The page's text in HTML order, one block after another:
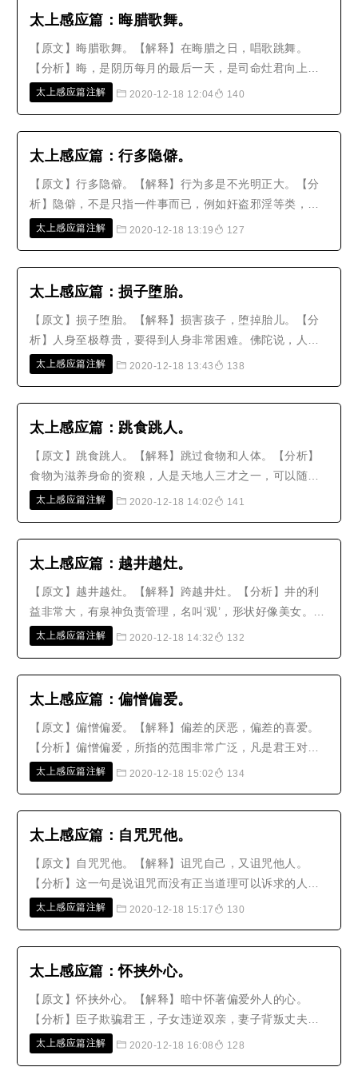
英的妻子赵氏，性情强悍，喜欢争执..
太上感应篇：晦腊歌舞。
【原文】晦腊歌舞。【解释】在晦腊之日，唱歌跳舞。
【分析】晦，是阴历每月的最后一天，是司命灶君向上天
奏报世人功过的日子。腊是指五腊，是五天君聚会审查世
福、荣禄寿算和吉凶生死等事，一一都..
太上感应篇注解 2020-12-18 12:04 140
太上感应篇：行多隐僻。
【原文】行多隐僻。【解释】行为多是不光明正大。【分
析】隐僻，不是只指一件事而已，例如奸盗邪淫等类，凡
是不可让上天知道，不可对人说的都是。然而其中比较大
邑北方有一位张明三，随著父亲..
太上感应篇注解 2020-12-18 13:19 127
太上感应篇：损子堕胎。
【原文】损子堕胎。【解释】损害孩子，堕掉胎儿。【分
析】人身至极尊贵，要得到人身非常困难。佛陀说，人刚
要出生时，有九天司马在场，九天神灵称庆，太乙执掌符
祇在三界防备守护，才能在人道出..
太上感应篇注解 2020-12-18 13:43 138
太上感应篇：跳食跳人。
【原文】跳食跳人。【解释】跳过食物和人体。【分析】
食物为滋养身命的资粮，人是天地人三才之一，可以随便
轻视忽略吗？如果跳过食物、跨越人体，都是造罪，可以
收他的钱，再进入屋内；过了很久..
太上感应篇注解 2020-12-18 14:02 141
太上感应篇：越井越灶。
【原文】越井越灶。【解释】跨越井灶。【分析】井的利
益非常大，有泉神负责管理，名叫‘观’，形状好像美女。而
且井中的水，既能利益灌溉、泽润群生，更可以用来祭祀
一个家庭成员命运的好坏，专..
太上感应篇注解 2020-12-18 14:32 132
太上感应篇：偏憎偏爱。
【原文】偏憎偏爱。【解释】偏差的厌恶，偏差的喜爱。
【分析】偏憎偏爱，所指的范围非常广泛，凡是君王对待
臣属，父亲对待儿子，丈夫对待妻妾，主人对待仆人，都
他说：‘商朝高宗为了后妻，而杀..
太上感应篇注解 2020-12-18 15:02 134
太上感应篇：自咒咒他。
【原文】自咒咒他。【解释】诅咒自己，又诅咒他人。
【分析】这一句是说诅咒而没有正当道理可以诉求的人，
凡是生气而自我诅咒，又兼诅咒他人的都是，这就是小人
堰典的妻子曾经与他人私通，又偷窃..
太上感应篇注解 2020-12-18 15:17 130
太上感应篇：怀挟外心。
【原文】怀挟外心。【解释】暗中怀著偏爱外人的心。
【分析】臣子欺骗君王，子女违逆双亲，妻子背叛丈夫，
兄弟彼此贼害，朋友互相倾陷，都是外心所造成的。然而
太上感应篇注解 2020-12-18 16:08 128